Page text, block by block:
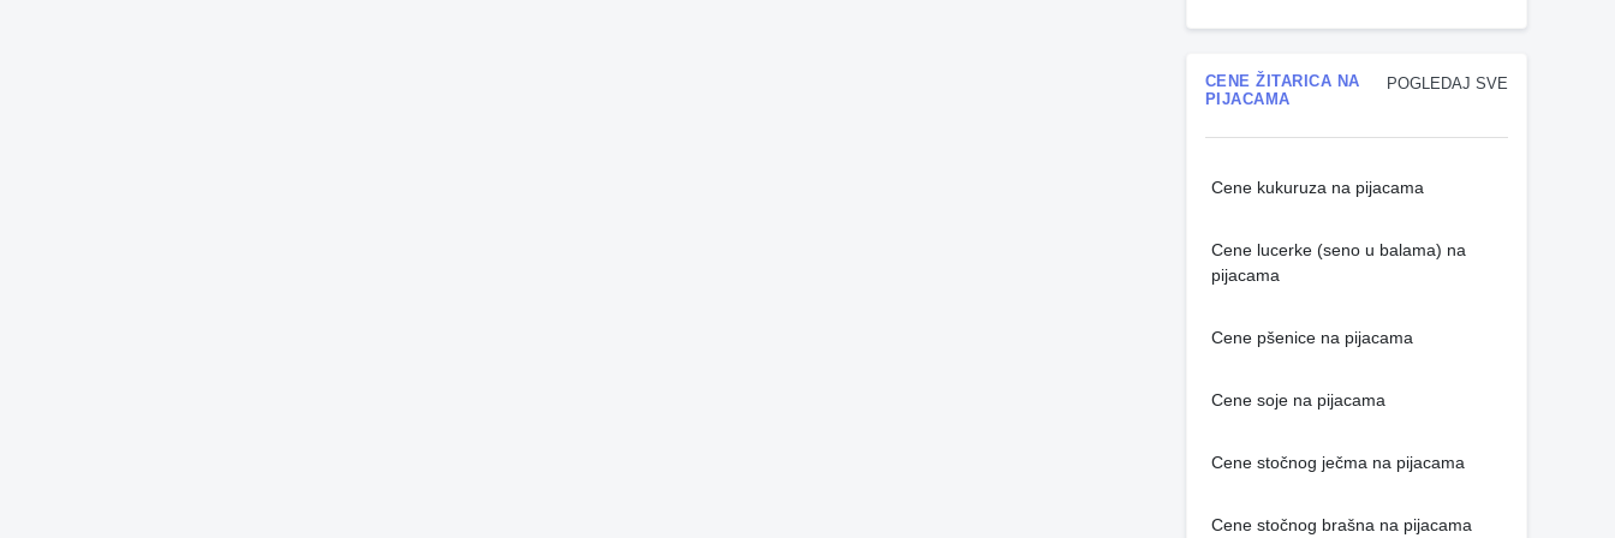
POGLEDAJ SVE
CENE ŽITARICA NA
PIJACAMA
Cene kukuruza na pijacama
Cene lucerke (seno u balama) na
pijacama
Cene pšenice na pijacama
Cene soje na pijacama
Cene stočnog ječma na pijacama
Cene stočnog brašna na pijacama